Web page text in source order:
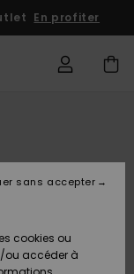
En profiter
cookies ou
ou accéder à
sans accepter